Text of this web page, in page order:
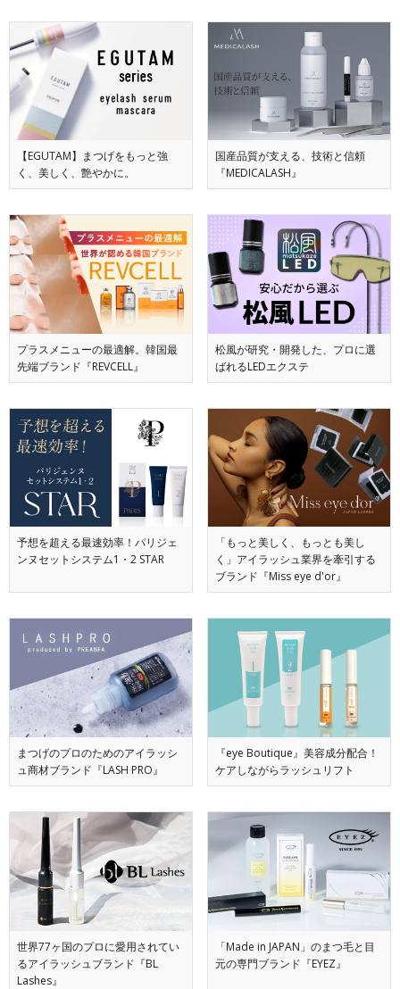
【EGUTAM】まつげをもっと強
く、美しく、艶やかに。
国産品質が支える、技術と信頼
『MEDICALASH』
プラスメニューの最適解。韓国最
先端ブランド『REVCELL』
松風が研究・開発した、プロに選
ばれるLEDエクステ
予想を超える最速効率！パリジェ
ンヌセットシステム1・2 STAR
「もっと美しく、もっとも美し
く」アイラッシュ業界を牽引する
ブランド『Miss eye d'or』
まつげのプロのためのアイラッシ
ュ商材ブランド『LASH PRO』
『eye Boutique』美容成分配合！
ケアしながらラッシュリフト
世界77ヶ国のプロに愛用されてい
るアイラッシュブランド『BL
Lashes』
「Made in JAPAN」のまつ毛と目
元の専門ブランド『EYEZ』